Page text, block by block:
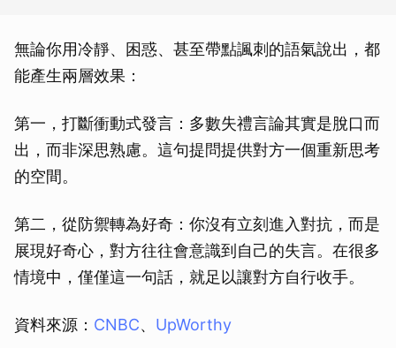
無論你用冷靜、困惑、甚至帶點諷刺的語氣說出，都
能產生兩層效果：
第一，打斷衝動式發言：多數失禮言論其實是脫口而
出，而非深思熟慮。這句提問提供對方一個重新思考
的空間。
第二，從防禦轉為好奇：你沒有立刻進入對抗，而是
展現好奇心，對方往往會意識到自己的失言。在很多
情境中，僅僅這一句話，就足以讓對方自行收手。
資料來源： CNBC、 UpWorthy